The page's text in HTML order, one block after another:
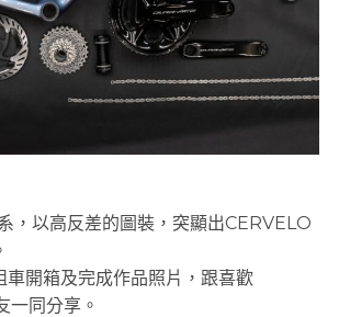
，以高反差的圖裝，突顯出CERVELO
車開箱及完成作品照片，跟喜歡
一同分享。